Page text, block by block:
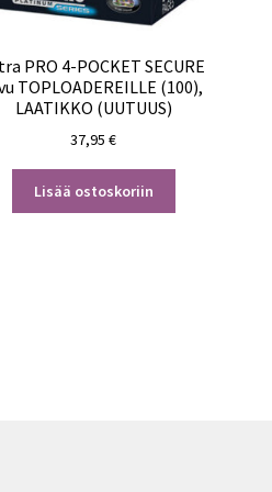
PRO 4-POCKET SECURE
TOPLOADEREILLE (100),
LAATIKKO (UUTUUS)
37,95€
Lisää ostoskoriin